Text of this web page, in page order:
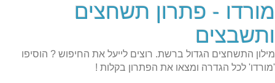
מורדו - פתרון תשחצים
ותשבצים
מילון התשחצים הגדול ברשת. רוצים לייעל את החיפוש ? הוסיפו
'מורדו' לכל הגדרה ומצאו את הפתרון בקלות !